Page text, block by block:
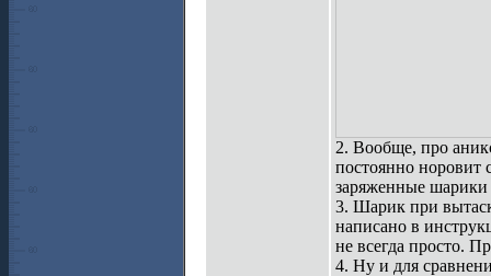
2. Вообще, про
постоянно норовит
заряженные шарики
3. Шарик при
написано в
не всегда просто.
4. Ну и для